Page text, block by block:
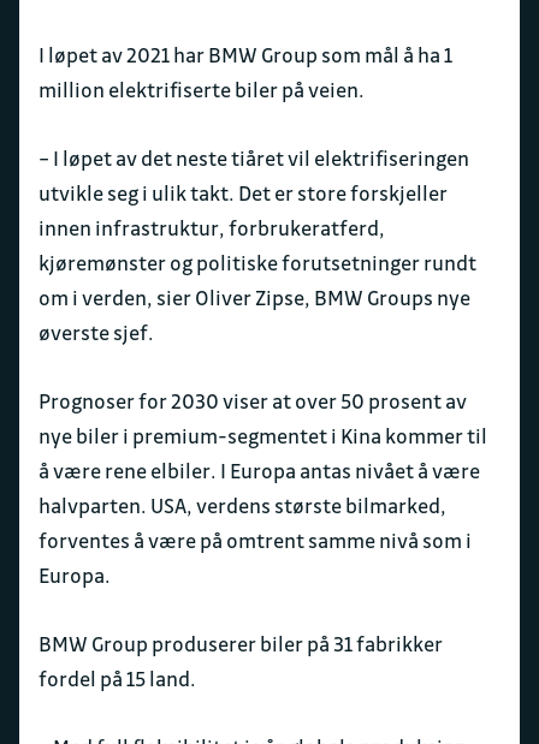
I løpet av 2021 har BMW Group som mål å ha 1
million elektrifiserte biler på veien.
– I løpet av det neste tiåret vil elektrifiseringen
utvikle seg i ulik takt. Det er store forskjeller
innen infrastruktur, forbrukeratferd,
kjøremønster og politiske forutsetninger rundt
om i verden, sier Oliver Zipse, BMW Groups nye
øverste sjef.
Prognoser for 2030 viser at over 50 prosent av
nye biler i premium-segmentet i Kina kommer til
å være rene elbiler. I Europa antas nivået å være
halvparten. USA, verdens største bilmarked,
forventes å være på omtrent samme nivå som i
Europa.
BMW Group produserer biler på 31 fabrikker
fordel på 15 land.